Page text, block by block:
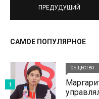
ПРЕДУДУЩИЙ
САМОЕ ПОПУЛЯРНОЕ
ОБЩЕСТВО
1